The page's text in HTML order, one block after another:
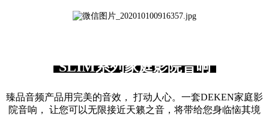
SLIM系列家庭影院音响
臻品音频产品用完美的音效， 打动人心。一套DEKEN家庭影
院音响， 让您可以无限接近天籁之音，将带给您身临恼其境